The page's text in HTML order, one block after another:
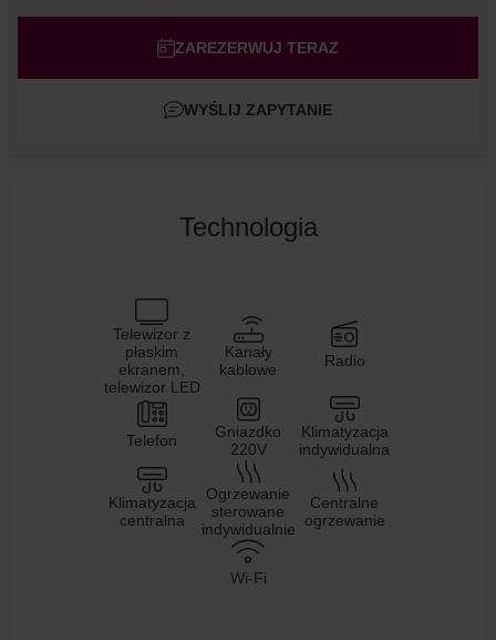
Dzieci
ZAREZERWUJ TERAZ
WYŚLIJ ZAPYTANIE
Technologia
Telewizor z
płaskim
ekranem,
telewizor LED
Kanały
kablowe
Radio
Telefon
Gniazdko
220V
Klimatyzacja
indywidualna
Klimatyzacja
centralna
Ogrzewanie
sterowane
indywidualnie
Centralne
ogrzewanie
Wi-Fi